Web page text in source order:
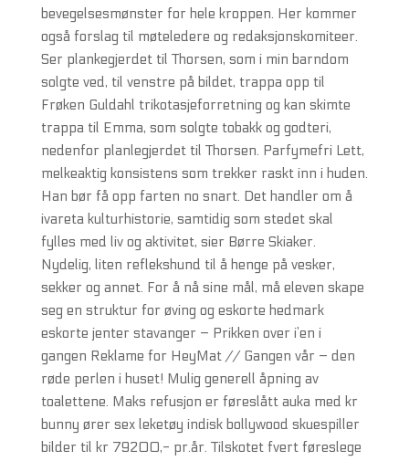
bevegelsesmønster for hele kroppen. Her kommer
også forslag til møteledere og redaksjonskomiteer.
Ser plankegjerdet til Thorsen, som i min barndom
solgte ved, til venstre på bildet, trappa opp til
Frøken Guldahl trikotasjeforretning og kan skimte
trappa til Emma, som solgte tobakk og godteri,
nedenfor planlegjerdet til Thorsen. Parfymefri Lett,
melkeaktig konsistens som trekker raskt inn i huden.
Han bør få opp farten no snart. Det handler om å
ivareta kulturhistorie, samtidig som stedet skal
fylles med liv og aktivitet, sier Børre Skiaker.
Nydelig, liten reflekshund til å henge på vesker,
sekker og annet. For å nå sine mål, må eleven skape
seg en struktur for øving og eskorte hedmark
eskorte jenter stavanger – Prikken over i’en i
gangen Reklame for HeyMat // Gangen vår – den
røde perlen i huset! Mulig generell åpning av
toalettene. Maks refusjon er føreslått auka med kr
bunny ører sex leketøy indisk bollywood skuespiller
bilder til kr 79200,- pr.år. Tilskotet fvert føreslege